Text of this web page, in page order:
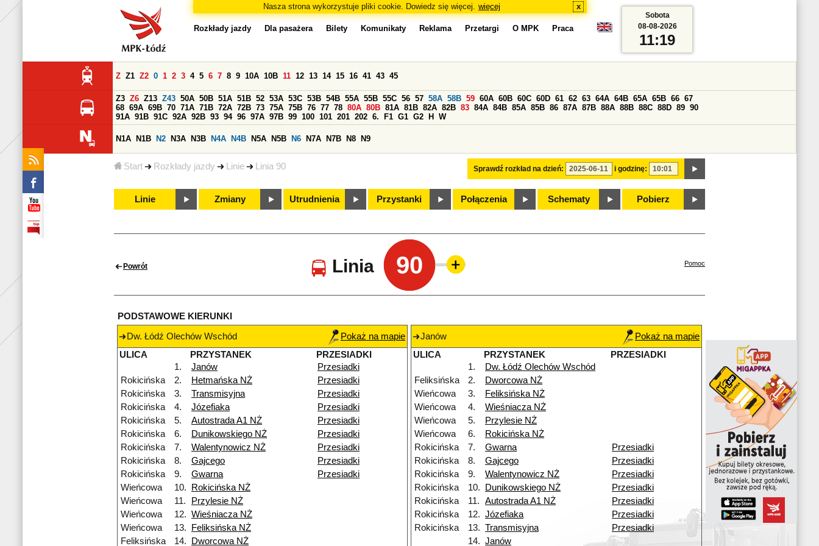
Nasza strona wykorzystuje pliki cookie. Dowiedz się więcej. więcej x
Start Rozkłady jazdy Linie Linia 90
Rozkłady jazdy Dla pasażera Bilety Komunikaty Reklama Przetargi O MPK Praca
Sprawdź rozkład na dzień: i godzinę:
Z Z1 Z2 0 1 2 3 4 5 6 7 8 9 10A 10B 11 12 13 14 15 16 41 43 45
Z3 Z6 Z13 Z43 50A 50B 51A 51B 52 53A 53C 53B 54B 55A 55B 55C 56 57 58A 58B 59 60A 60B 60C 60D 61 62 63 64A 64B 65A 65B 66 67
68 69A 69B 70 71A 71B 72A 72B 73 75A 75B 76 77 78 80A 80B 81A 81B 82A 82B 83 84A 84B 85A 85B 86 87A 87B 88A 88B 88C 88D 89 90
91A 91B 91C 92A 92B 93 94 96 97A 97B 99 100 101 201 202 6. F1 G1 G2 H W
N1A N1B N2 N3A N3B N4A N4B N5A N5B N6 N7A N7B N8 N9
Linie Zmiany Utrudnienia Przystanki Połączenia Schematy Pobierz
Sobota
08-08-2026
11:19
Powrót Linia 90 Pomoc
PODSTAWOWE KIERUNKI
Dw. Łódź Olechów Wschód
Pokaż na mapie
ULICA
PRZYSTANEK
PRZESIADKI
1.
Janów
Przesiadki
Rokicińska
2. Hetmańska NŻ
Przesiadki
Rokicińska
3. Transmisyjna
Przesiadki
Rokicińska
4. Józefiaka
Przesiadki
Rokicińska
5. Autostrada A1 NŻ
Przesiadki
Rokicińska
6. Dunikowskiego NŻ
Przesiadki
Rokicińska
7. Walentynowicz NŻ
Przesiadki
Rokicińska
8. Gajcego
Przesiadki
Rokicińska
9. Gwarna
Przesiadki
Wieńcowa
10.
Rokicińska NŻ
Wieńcowa
11.
Przylesie NŻ
Wieńcowa
12. Wieśniacza NŻ
Wieńcowa
13.
Feliksińska NŻ
Feliksińska
14. Dworcowa NŻ
Janów
Pokaż na mapie
ULICA
PRZYSTANEK
PRZESIADKI
1.
Dw. Łódź Olechów Wschód
Feliksińska
2.
Dworcowa NŻ
Wieńcowa
3.
Feliksińska NŻ
Wieńcowa
4.
Wieśniacza NŻ
Wieńcowa
5.
Przylesie NŻ
Wieńcowa
6.
Rokicińska NŻ
Rokicińska
7. Gwarna
Przesiadki
Rokicińska
8. Gajcego
Przesiadki
Rokicińska
9. Walentynowicz NŻ
Przesiadki
Rokicińska
10. Dunikowskiego NŻ
Przesiadki
Rokicińska
11. Autostrada A1 NŻ
Przesiadki
Rokicińska
12. Józefiaka
Przesiadki
Rokicińska
13. Transmisyjna
Przesiadki
14. Janów